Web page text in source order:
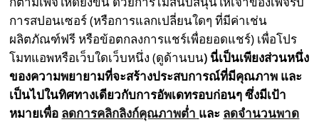
การสปอนเซอร์ (หรือการแลกเปลี่ยนใดๆ ที่มีค่าเช่น
ผลิตภัณฑ์ฟรี หรือข้อตกลงการแชร์เพื่อยอดแชร์) เพื่อโปร
โมทแอพหรือเว็บใดเว็บหนึ่ง (ดูด้านบน) นี่เป็นเพียงส่วนหนึ่ง
ของความพยายามที่จะสร้างประสบการณ์ที่มีคุณภาพ และ
เป็นไปในทิศทางเดียวกับการอัพเดทรอบก่อนๆ ซึ่งมีเป้า
หมายเพื่อ ลดการคลิกลิงก์คุณภาพต่ำ และ ลดจำนวนพาด